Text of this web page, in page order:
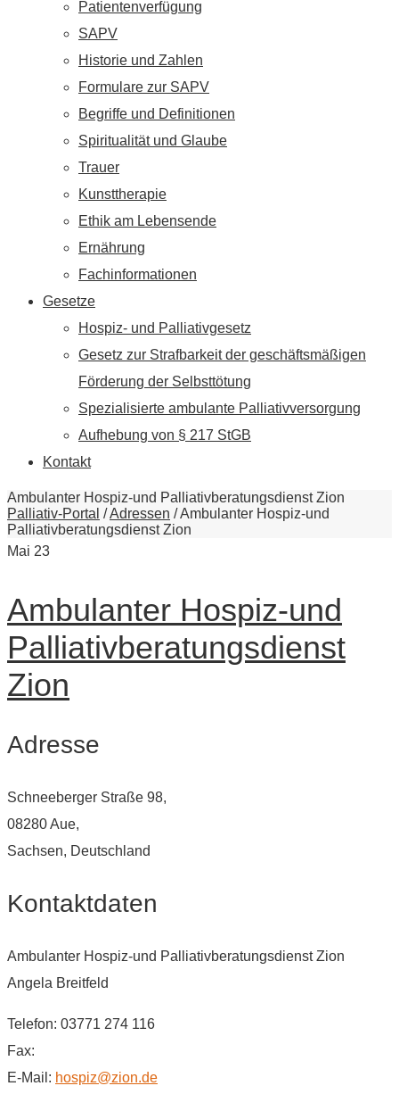
Patientenverfügung
SAPV
Historie und Zahlen
Formulare zur SAPV
Begriffe und Definitionen
Spiritualität und Glaube
Trauer
Kunsttherapie
Ethik am Lebensende
Ernährung
Fachinformationen
Gesetze
Hospiz- und Palliativgesetz
Gesetz zur Strafbarkeit der geschäftsmäßigen
Förderung der Selbsttötung
Spezialisierte ambulante Palliativversorgung
Aufhebung von § 217 StGB
Kontakt
Ambulanter Hospiz-und Palliativberatungsdienst Zion
Palliativ-Portal /Adressen /Ambulanter Hospiz-und
Palliativberatungsdienst Zion
Mai 23
Ambulanter Hospiz-und
Palliativberatungsdienst
Zion
Adresse
Schneeberger Straße 98,
08280 Aue,
Sachsen, Deutschland
Kontaktdaten
Ambulanter Hospiz-und Palliativberatungsdienst Zion
Angela Breitfeld
Telefon: 03771 274 116
Fax:
E-Mail: hospiz@zion.de